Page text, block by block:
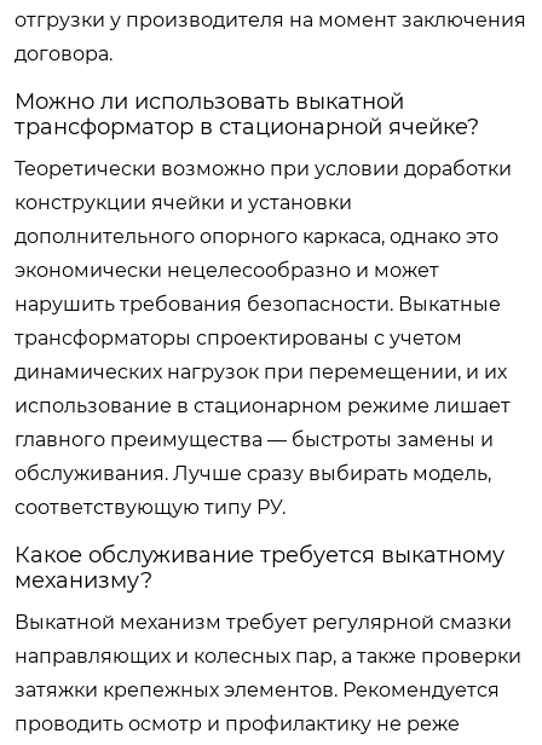
отгрузки у производителя на момент заключения
договора.
Можно ли использовать выкатной
трансформатор в стационарной ячейке?
Теоретически возможно при условии доработки
конструкции ячейки и установки
дополнительного опорного каркаса, однако это
экономически нецелесообразно и может
нарушить требования безопасности. Выкатные
трансформаторы спроектированы с учетом
динамических нагрузок при перемещении, и их
использование в стационарном режиме лишает
главного преимущества — быстроты замены и
обслуживания. Лучше сразу выбирать модель,
соответствующую типу РУ.
Какое обслуживание требуется выкатному
механизму?
Выкатной механизм требует регулярной смазки
направляющих и колесных пар, а также проверки
затяжки крепежных элементов. Рекомендуется
проводить осмотр и профилактику не реже